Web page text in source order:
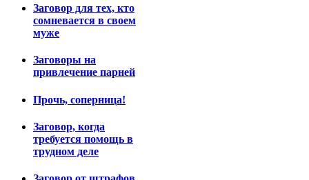
Заговор для тех, кто
сомневается в своем
муже
Заговоры на
привлечение парней
Прочь, соперница!
Заговор, когда
требуется помощь в
трудном деле